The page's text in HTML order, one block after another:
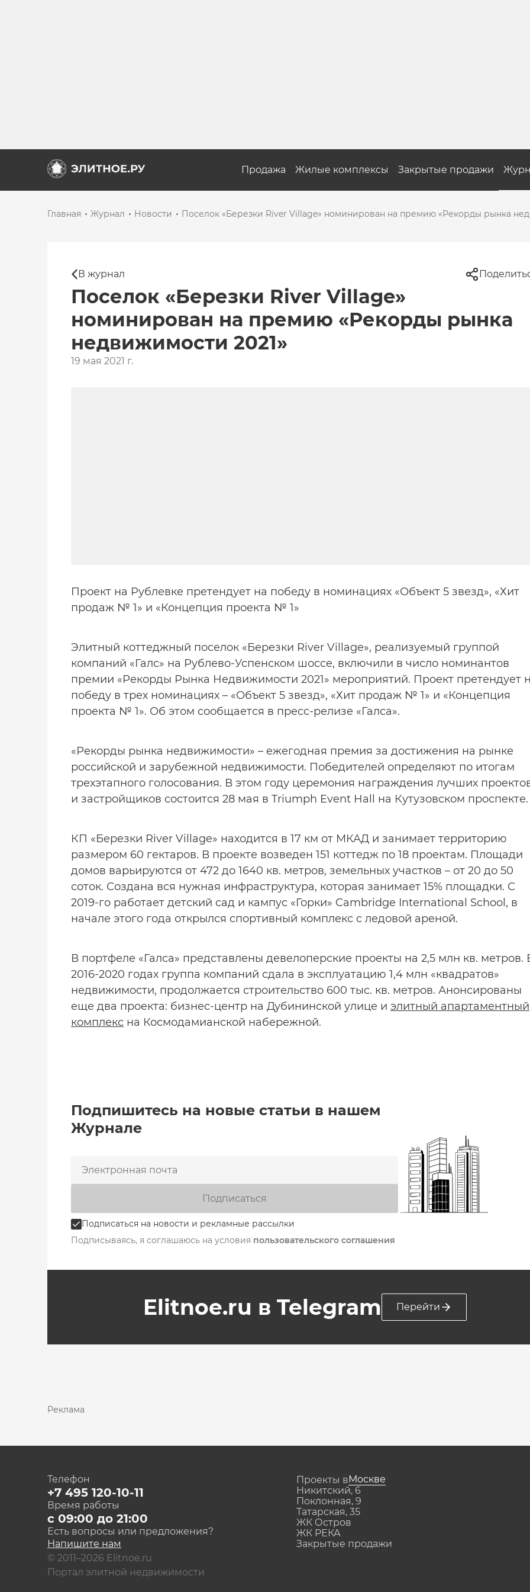
Продажа Жилые комплексы Закрытые продажи
Главная Журнал Новости Поселок «Березки River Village» номинирован на премию «Рекорды рынка
В журнал
Поселок «Березки River Village»
номинирован на премию «Рекорды рынка
недвижимости 2021»
19 мая 2021 г.
Проект на Рублевке претендует на победу в номинациях «Объект 5 звезд», «Хит
продаж № 1» и «Концепция проекта № 1»
Элитный коттеджный поселок «Березки River Village», реализуемый группой
компаний «Галс» на Рублево-Успенском шоссе, включили в число номинантов
премии «Рекорды Рынка Недвижимости 2021» мероприятий. Проект претендует
победу в трех номинациях – «Объект 5 звезд», «Хит продаж № 1» и «Концепция
проекта № 1». Об этом сообщается в пресс-релизе «Галса».
«Рекорды рынка недвижимости» – ежегодная премия за достижения на рынке
российской и зарубежной недвижимости. Победителей определяют по итогам
трехэтапного голосования. В этом году церемония награждения лучших
и застройщиков состоится 28 мая в Triumph Event Hall на Кутузовском проспекте.
КП «Березки River Village» находится в 17 км от МКАД и занимает территорию
размером 60 гектаров. В проекте возведен 151 коттедж по 18 проектам. Площади
домов варьируются от 472 до 1640 кв. метров, земельных участков – от 20 до 50
соток. Создана вся нужная инфраструктура, которая занимает 15% площадки. С
2019-го работает детский сад и кампус «Горки» Cambridge International School, в
начале этого года открылся спортивный комплекс с ледовой ареной.
В портфеле «Галса» представлены девелоперские проекты на 2,5 млн кв. метров.
2016-2020 годах группа компаний сдала в эксплуатацию 1,4 млн «квадратов»
недвижимости, продолжается строительство 600 тыс. кв. метров. Анонсированы
еще два проекта: бизнес-центр на Дубининской улице и элитный апартаментный
комплекс на Космодамианской набережной.
Подпишитесь на новые статьи в нашем
Журнале
Подписаться на новости и рекламные рассылки
Подписаться
Подписываясь, я соглашаюсь на условия пользовательского соглашения
Elitnoe.ru в Telegram Перейти
Реклама
Телефон
+7 495 120-10-11
Время работы
с 09:00 до 21:00
Есть вопросы или предложения?
Напишите нам
© 2011–2026 Elitnoe.ru
Портал элитной недвижимости
Проекты вМоскве
Никитский, 6
Поклонная, 9
Татарская, 35
ЖК Остров
ЖК РЕКА
Закрытые продажи